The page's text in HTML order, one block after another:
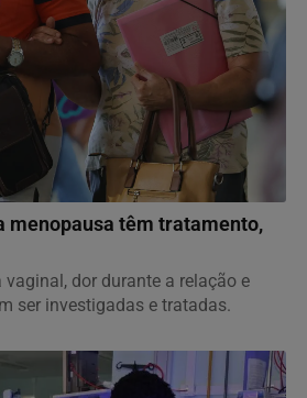
menopausa têm tratamento,
vaginal, dor durante a relação e
ser investigadas e tratadas.